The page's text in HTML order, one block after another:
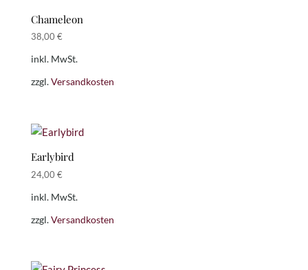
Chameleon
38,00 €
inkl. MwSt.
zzgl.Versandkosten
Earlybird
24,00 €
inkl. MwSt.
zzgl.Versandkosten